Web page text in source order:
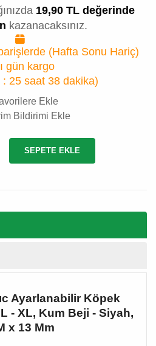
19,90 TL değerinde
kazanacaksınız.
(Hafta Sonu Hariç)
gün kargo
: 25 saat 38 dakika)
Ekle
Bildirimi Ekle
SEPETE EKLE
Ayarlanabilir Köpek
- XL, Kum Beji - Siyah,
x 13 Mm